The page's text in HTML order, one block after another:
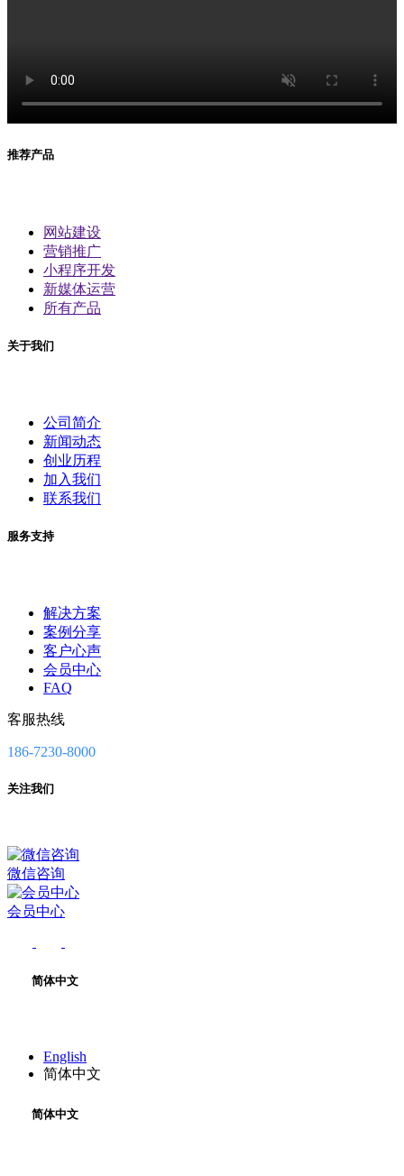
推荐产品
网站建设
营销推广
小程序开发
新媒体运营
所有产品
关于我们
公司简介
新闻动态
创业历程
加入我们
联系我们
服务支持
解决方案
案例分享
客户心声
会员中心
FAQ
客服热线
186-7230-8000
关注我们
微信咨询
会员中心
简体中文
English
简体中文
简体中文